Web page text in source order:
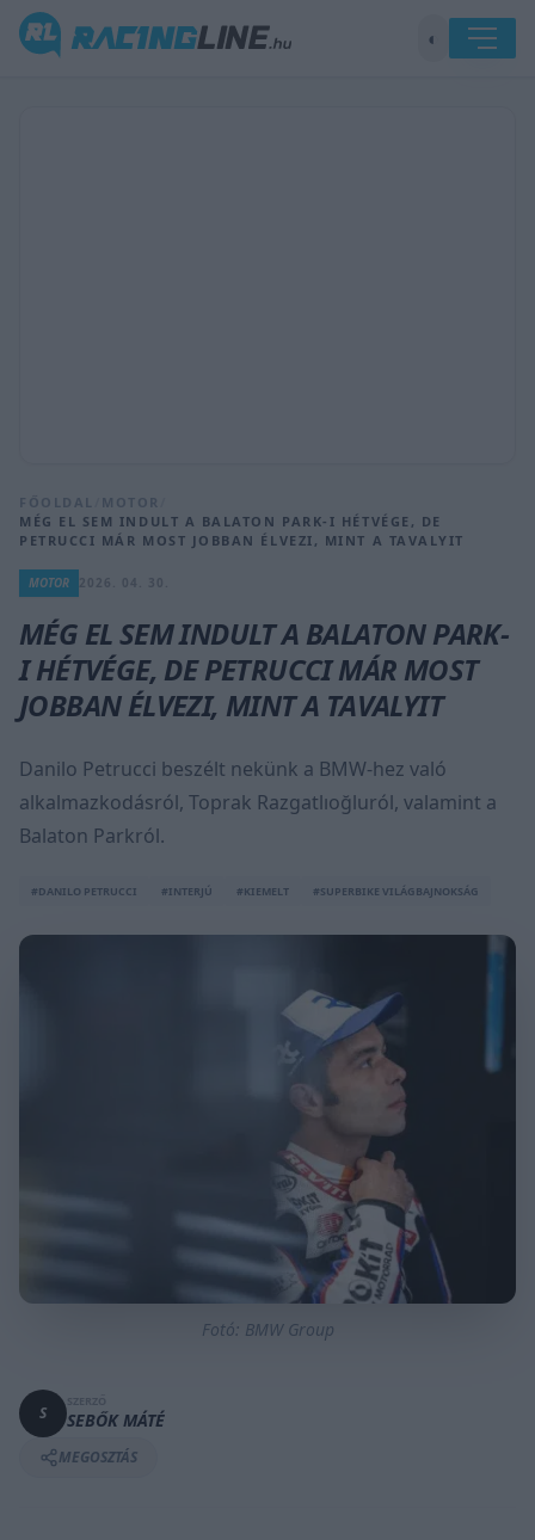
◐
FŐOLDAL MOTOR
MÉG EL SEM INDULT A BALATON PARK-I HÉTVÉGE, DE
PETRUCCI MÁR MOST JOBBAN ÉLVEZI, MINT A TAVALYIT
MOTOR
MÉG EL SEM INDULT A BALATON PARK-
I HÉTVÉGE, DE PETRUCCI MÁR MOST
JOBBAN ÉLVEZI, MINT A TAVALYIT
Danilo Petrucci beszélt nekünk a BMW-hez való
alkalmazkodásról, Toprak Razgatlıoğluról, valamint a
Balaton Parkról.
#DANILO PETRUCCI #INTERJÚ #KIEMELT #SUPERBIKE VILÁGBAJNOKSÁG
Fotó: BMW Group
S SEBŐK MÁTÉ
MEGOSZTÁS